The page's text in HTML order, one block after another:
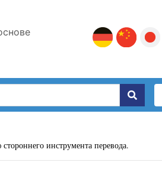
инструмента перевода.